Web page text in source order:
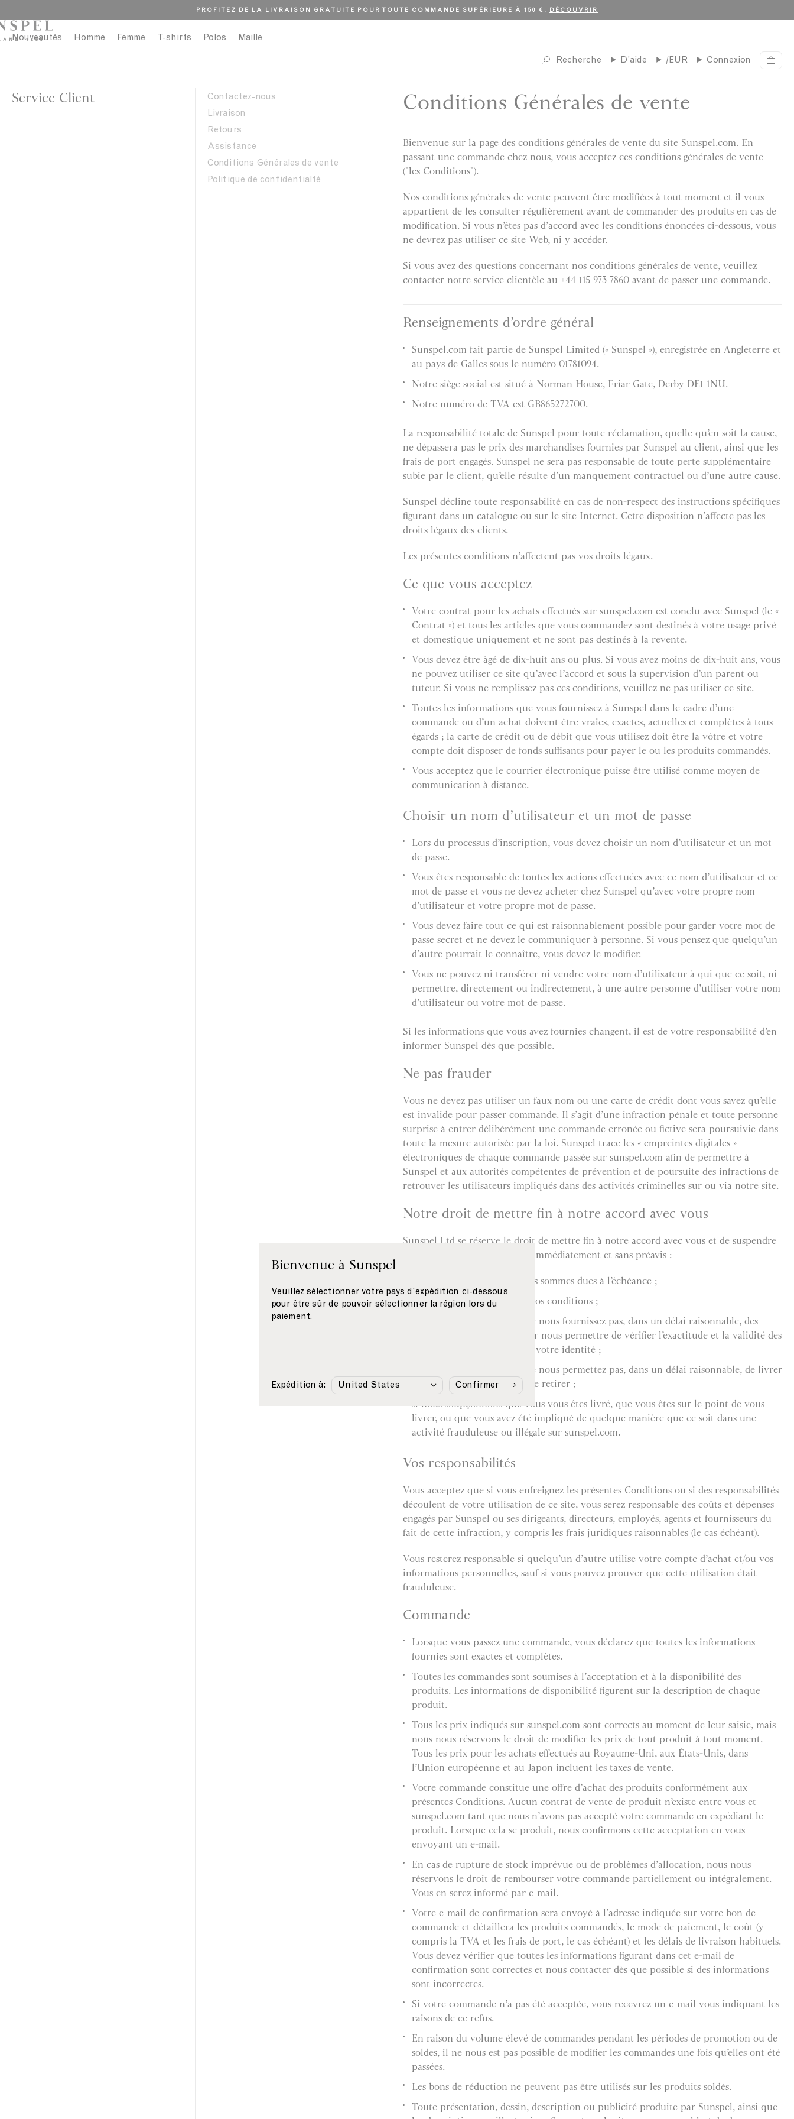
PROFITEZ DE LA LIVRAISON GRATUITE POUR TOUTE COMMANDE SUPÉRIEURE À 150 €. DÉCOUVRIR
Nouveautés Homme Femme T-shirts Polos Maille
Recherche D'aide /EUR Connexion
P
a
Service Client
Contactez-nous
Livraison
Retours
Assistance
Conditions Générales de vente
Politique de confidentialté
Conditions Générales de vente
Bienvenue sur la page des conditions générales de vente du site Sunspel.com. En
passant une commande chez nous, vous acceptez ces conditions générales de vente
("les Conditions").
Nos conditions générales de vente peuvent être modifiées à tout moment et il vous
appartient de les consulter régulièrement avant de commander des produits en cas de
modification. Si vous n’êtes pas d’accord avec les conditions énoncées ci-dessous, vous
ne devrez pas utiliser ce site Web, ni y accéder.
Si vous avez des questions concernant nos conditions générales de vente, veuillez
contacter notre service clientèle au +44 115 973 7860 avant de passer une commande.
Renseignements d’ordre général
Sunspel.com fait partie de Sunspel Limited (« Sunspel »), enregistrée en Angleterre et
au pays de Galles sous le numéro 01781094.
Notre siège social est situé à Norman House, Friar Gate, Derby DE1 1NU.
Notre numéro de TVA est GB865272700.
La responsabilité totale de Sunspel pour toute réclamation, quelle qu’en soit la cause,
ne dépassera pas le prix des marchandises fournies par Sunspel au client, ainsi que les
frais de port engagés. Sunspel ne sera pas responsable de toute perte supplémentaire
subie par le client, qu’elle résulte d’un manquement contractuel ou d’une autre cause.
Sunspel décline toute responsabilité en cas de non-respect des instructions spécifiques
figurant dans un catalogue ou sur le site Internet. Cette disposition n’affecte pas les
droits légaux des clients.
Les présentes conditions n’affectent pas vos droits légaux.
Ce que vous acceptez
Votre contrat pour les achats effectués sur sunspel.com est conclu avec Sunspel (le «
Contrat ») et tous les articles que vous commandez sont destinés à votre usage privé
et domestique uniquement et ne sont pas destinés à la revente.
Vous devez être âgé de dix-huit ans ou plus. Si vous avez moins de dix-huit ans, vous
ne pouvez utiliser ce site qu’avec l’accord et sous la supervision d’un parent ou
tuteur. Si vous ne remplissez pas ces conditions, veuillez ne pas utiliser ce site.
Toutes les informations que vous fournissez à Sunspel dans le cadre d’une
commande ou d’un achat doivent être vraies, exactes, actuelles et complètes à tous
égards ; la carte de crédit ou de débit que vous utilisez doit être la vôtre et votre
compte doit disposer de fonds suffisants pour payer le ou les produits commandés.
Vous acceptez que le courrier électronique puisse être utilisé comme moyen de
communication à distance.
Choisir un nom d’utilisateur et un mot de passe
Lors du processus d’inscription, vous devez choisir un nom d’utilisateur et un mot
de passe.
Vous êtes responsable de toutes les actions effectuées avec ce nom d’utilisateur et ce
mot de passe et vous ne devez acheter chez Sunspel qu’avec votre propre nom
d’utilisateur et votre propre mot de passe.
Vous devez faire tout ce qui est raisonnablement possible pour garder votre mot de
passe secret et ne devez le communiquer à personne. Si vous pensez que quelqu’un
d’autre pourrait le connaître, vous devez le modifier.
Vous ne pouvez ni transférer ni vendre votre nom d’utilisateur à qui que ce soit, ni
permettre, directement ou indirectement, à une autre personne d’utiliser votre nom
d’utilisateur ou votre mot de passe.
Si les informations que vous avez fournies changent, il est de votre responsabilité d’en
informer Sunspel dès que possible.
Ne pas frauder
Vous ne devez pas utiliser un faux nom ou une carte de crédit dont vous savez qu’elle
est invalide pour passer commande. Il s’agit d’une infraction pénale et toute personne
surprise à entrer délibérément une commande erronée ou fictive sera poursuivie dans
toute la mesure autorisée par la loi. Sunspel trace les « empreintes digitales »
électroniques de chaque commande passée sur sunspel.com afin de permettre à
Sunspel et aux autorités compétentes de prévention et de poursuite des infractions de
retrouver les utilisateurs impliqués dans des activités criminelles sur ou via notre site.
Notre droit de mettre fin à notre accord avec vous
Sunspel Ltd se réserve le droit de mettre fin à notre accord avec vous et de suspendre
ou résilier votre accès au site immédiatement et sans préavis :
si vous ne nous payez pas les sommes dues à l’échéance ;
si vous enfreignez l’une de nos conditions ;
si, à notre demande, vous ne nous fournissez pas, dans un délai raisonnable, des
informations suffisantes pour nous permettre de vérifier l’exactitude et la validité des
informations fournies ou de votre identité ;
si, à notre demande, vous ne nous permettez pas, dans un délai raisonnable, de livrer
le produit ou ne venez pas le retirer ;
si nous soupçonnons que vous vous êtes livré, que vous êtes sur le point de vous
livrer, ou que vous avez été impliqué de quelque manière que ce soit dans une
activité frauduleuse ou illégale sur sunspel.com.
Vos responsabilités
Vous acceptez que si vous enfreignez les présentes Conditions ou si des responsabilités
découlent de votre utilisation de ce site, vous serez responsable des coûts et dépenses
engagés par Sunspel ou ses dirigeants, directeurs, employés, agents et fournisseurs du
fait de cette infraction, y compris les frais juridiques raisonnables (le cas échéant).
Vous resterez responsable si quelqu’un d’autre utilise votre compte d’achat et/ou vos
informations personnelles, sauf si vous pouvez prouver que cette utilisation était
frauduleuse.
Commande
Lorsque vous passez une commande, vous déclarez que toutes les informations
fournies sont exactes et complètes.
Toutes les commandes sont soumises à l’acceptation et à la disponibilité des
produits. Les informations de disponibilité figurent sur la description de chaque
produit.
Tous les prix indiqués sur sunspel.com sont corrects au moment de leur saisie, mais
nous nous réservons le droit de modifier les prix de tout produit à tout moment.
Tous les prix pour les achats effectués au Royaume-Uni, aux États-Unis, dans
l’Union européenne et au Japon incluent les taxes de vente.
Votre commande constitue une offre d’achat des produits conformément aux
présentes Conditions. Aucun contrat de vente de produit n’existe entre vous et
sunspel.com tant que nous n’avons pas accepté votre commande en expédiant le
produit. Lorsque cela se produit, nous confirmons cette acceptation en vous
envoyant un e-mail.
En cas de rupture de stock imprévue ou de problèmes d’allocation, nous nous
réservons le droit de rembourser votre commande partiellement ou intégralement.
Vous en serez informé par e-mail.
Votre e-mail de confirmation sera envoyé à l’adresse indiquée sur votre bon de
commande et détaillera les produits commandés, le mode de paiement, le coût (y
compris la TVA et les frais de port, le cas échéant) et les délais de livraison habituels.
Vous devez vérifier que toutes les informations figurant dans cet e-mail de
confirmation sont correctes et nous contacter dès que possible si des informations
sont incorrectes.
Si votre commande n’a pas été acceptée, vous recevrez un e-mail vous indiquant les
raisons de ce refus.
En raison du volume élevé de commandes pendant les périodes de promotion ou de
soldes, il ne nous est pas possible de modifier les commandes une fois qu’elles ont été
passées.
Les bons de réduction ne peuvent pas être utilisés sur les produits soldés.
Toute présentation, dessin, description ou publicité produite par Sunspel, ainsi que
Bienvenue à Sunspel
Veuillez sélectionner votre pays d'expédition ci-dessous
pour être sûr de pouvoir sélectionner la région lors du
paiement.
Expédition à: Confirmer